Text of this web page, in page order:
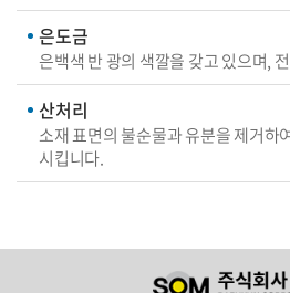
은도금
은백색 반 광의 색깔을 갖고 있으며,
산처리
소재 표면의 불순물과 유분을 제거하
시킵니다.